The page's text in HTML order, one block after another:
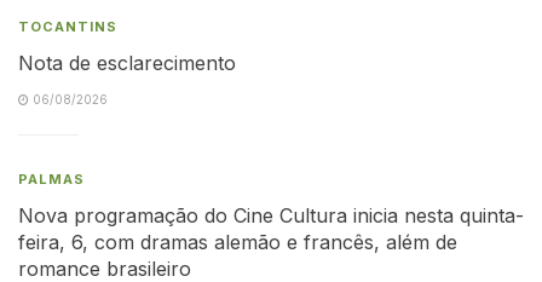
TOCANTINS
Nota de esclarecimento
06/08/2026
PALMAS
Nova programação do Cine Cultura inicia nesta quinta-
feira, 6, com dramas alemão e francês, além de
romance brasileiro